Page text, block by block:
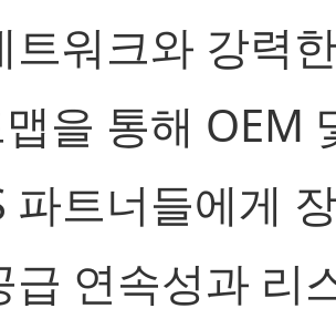
트워크와 강력
을 통해 OEM
파트너들에게
급 연속성과 리